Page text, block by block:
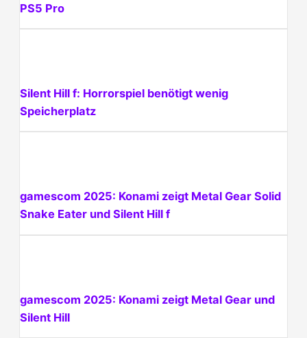
PS5 Pro
Silent Hill f: Horrorspiel benötigt wenig
Speicherplatz
gamescom 2025: Konami zeigt Metal Gear Solid
Snake Eater und Silent Hill f
gamescom 2025: Konami zeigt Metal Gear und
Silent Hill